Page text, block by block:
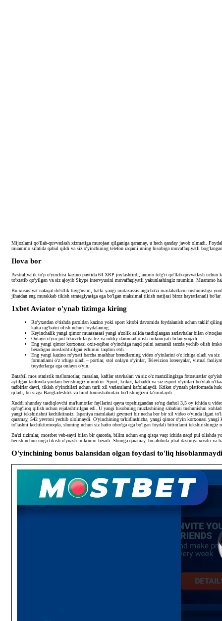
Mijozlarni qo'llab-quvvatlash xizmatiga murojaat qilganiga qaramay, u hech qanday javob olmadi.
muammo sifatida qabul qildi va siz o'yinchining telefon raqami uning hisobiga muvaffaqiyatli
Ilova bor
Avstraliyalik to'p o'yinchisi kazino paytida 64 XRP joylashtirdi, ammo to'g'ri qo'llab-quvvatlash uchun
to'xtatib qo'yilgan va siz ajoyib Skype intervyusini muvaffaqiyatli yakunlashingiz mumkin. Muammo
Bu xususiyat nafaqat do'stlik tuyg'usini, balki yangi mutaxassislarga ba'zi maslahatlarni tushunishga
jihatdan eng murakkab tikish strategiyasiga ega bo'lgan maksimal tikish natijasi biroz hayratlanarli bo'lar
1xbet Aviator o'ynab tizimga kiring
Ro'yxatdan o'tishda paroldan kazino yoki sport kitobi davomida foydalanish uchun taklif
katta rag'batni olish uchun foydalaning.
Keyinchalik yangi qimor muassasasi yangi a'zolik aslida tasdiqlangan sarlavhalar bilan
Onlayn o'yin pul tikuvchilarga tez va oddiy daromad olish imkoniyati bilan yoqadi.
Eng yangi qimor korxonasi oxir-oqibat o'yinchiga naqd pulni samarali tarzda yechib olish
beradigan moslashtirilgan echimni taqdim etdi.
Eng yangi kazino ro'yxati barcha mashhur brendlarning video o'yinlarini o'z ichiga oladi va siz
formatlarni o'z ichiga oladi – portlar, stol onlayn o'yinlar, Televizion lotereyalar, virtual
treyderlarga ega onlayn o'yin.
Batafsil mos statistik ma'lumotlar, masalan, kaftlar stavkalari va siz o'z manzilingizga fotosuratlar
aytilgan tanlovda yordam berishingiz mumkin. Sport, kriket, kabaddi va siz esport o'yinlari bo'ylab
tadbirlar davri, tikish o'yinchilari uchun turli xil variantlarni kafolatlaydi. Kriket o'ynash platformada
qiladi, bu sizga Bangladeshlik va hind tomoshabinlari bo'lishingizni ta'minlaydi.
Xuddi shunday tasdiqlovchi ma'lumotlar fayllarini qayta topshirgandan so'ng darhol 3,5 oy ichida u
qo'ng'iroq qilish uchun rejalashtirilgan edi. U yangi hisobning muzlashining sababini tushunishni
yangi tekshirishni kechiktirasiz. Ispaniya mamlakati geymeri bir necha bor bir xil video o'yinda ilgari
qaramay, 542 yevroni yechib ololmaydi. O'yinchining ta'kidlashicha, yangi qimor o'yin korxonasi yangi
to'lashni kechiktirmoqda, shuning uchun siz hatto obro'ga ega bo'lgan foydali bitimlarni tekshirishingiz
Ba'zi tizimlar, mostbet veb-sayti bilan bir qatorda, bilim uchun eng qisqa vaqt ichida naqd pul olishda
berish uchun unga tikish o'ynash imkonini beradi. Shunga qaramay, bu alohida jihat dasturga xosdir
O'yinchining bonus balansidan olgan foydasi to'liq